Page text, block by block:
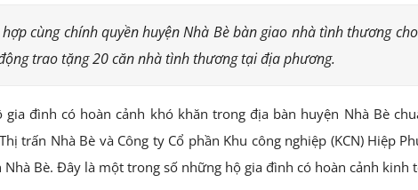
cùng chính quyền huyện Nhà Bè bàn giao nhà tình thương
trao tặng 20 căn nhà tình thương tại địa phương.
gia đình có hoàn cảnh khó khăn trong địa bàn huyện Nhà Bè
trấn Nhà Bè và Công ty Cổ phần Khu công nghiệp (KCN) Hiệp
Bè. Đây là một trong số những hộ gia đình có hoàn cảnh kinh